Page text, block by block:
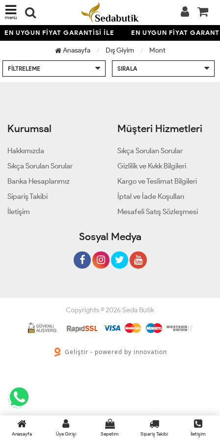
menü
EN UYGUN FİYAT GARANTİSİ İLE EN UYGUN FİYAT
Anasayfa Dış Giyim Mont
FILTRELEME SIRALA
Kurumsal
Hakkımızda
Sıkça Sorulan Sorular
Banka Hesaplarımız
Sipariş Takibi
İletişim
Müşteri Hizmetleri
Sıkça Sorulan Sorular
Gizlilik ve Kvkk Bilgileri
Kargo ve Teslimat Bilgileri
İptal ve İade Koşulları
Mesafeli Satış Sözleşmesi
Sosyal Medya
Copyrights © 2026 Seda Butik
Geliştir - powered by innovation
Anasayfa Üye Girişi Sepetim Sipariş Takibi İletişim